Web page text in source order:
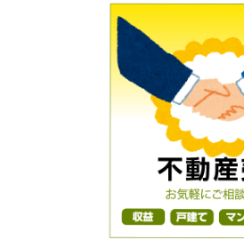
2026年5月12日
★初公開物件★委任物
の杜★8部屋／満室賃
5月築★満室時の月
円・年額賃料
利回り8.02％★神奈川
森6-11-30★5,700
ご売却物件募集キャン